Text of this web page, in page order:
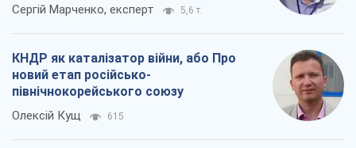
Сергій Марченко, експерт 5,6 т.
КНДР як каталізатор війни, або Про
новий етап російсько-
північнокорейського союзу
Олексій Кущ 615